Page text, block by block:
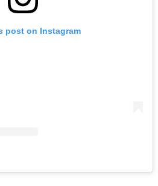
post on Instagram